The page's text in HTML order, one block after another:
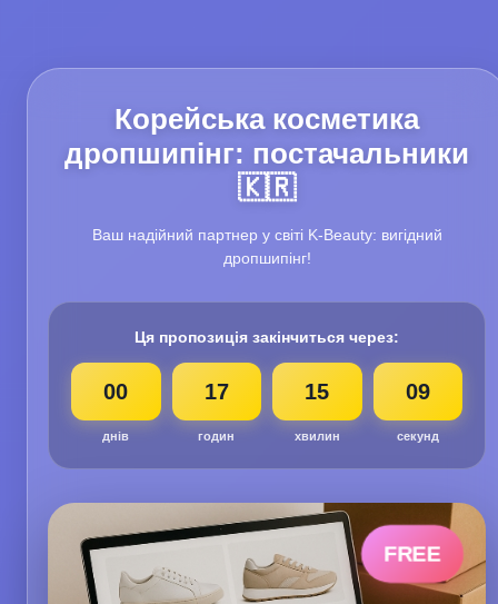
Корейська косметика
дропшипінг: постачальники
🇰🇷
Ваш надійний партнер у світі K-Beauty: вигідний
дропшипінг!
Ця пропозиція закінчиться через:
00
днів
17
годин
15
хвилин
07
секунд
FREE